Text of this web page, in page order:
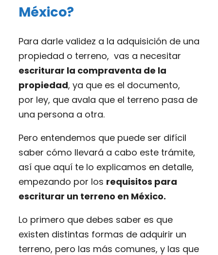
México?
Para darle validez a la adquisición de una
propiedad o terreno, vas a necesitar
escriturar la compraventa de la
propiedad, ya que es el documento,
por ley, que avala que el terreno pasa de
una persona a otra.
Pero entendemos que puede ser difícil
saber cómo llevará a cabo este trámite,
así que aquí te lo explicamos en detalle,
empezando por los requisitos para
escriturar un terreno en México.
Lo primero que debes saber es que
existen distintas formas de adquirir un
terreno, pero las más comunes, y las que